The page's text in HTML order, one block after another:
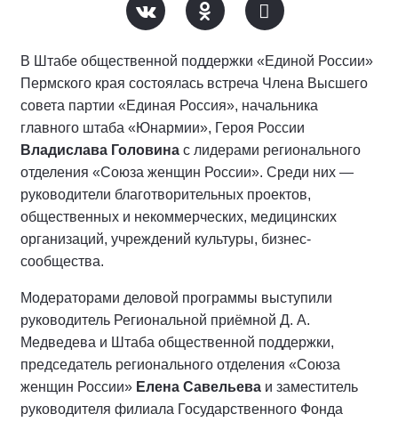
В Штабе общественной поддержки «Единой России»
Пермского края состоялась встреча Члена Высшего
совета партии «Единая Россия», начальника
главного штаба «Юнармии», Героя России
Владислава Головина с лидерами регионального
отделения «Союза женщин России». Среди них —
руководители благотворительных проектов,
общественных и некоммерческих, медицинских
организаций, учреждений культуры, бизнес-
сообщества.
Модераторами деловой программы выступили
руководитель Региональной приёмной Д. А.
Медведева и Штаба общественной поддержки,
председатель регионального отделения «Союза
женщин России» Елена Савельева и заместитель
руководителя филиала Государственного Фонда